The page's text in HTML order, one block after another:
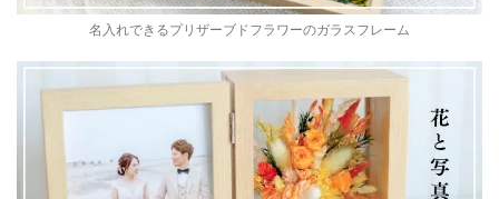
名入れできるプリザーブドフラワーのガラスフレーム